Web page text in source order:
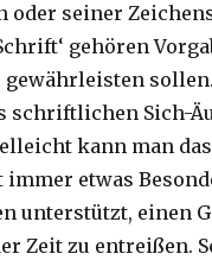
oder seiner
gehören
gewährleisten
schriftlichen Sich-
kann man
immer etwas
unterstützt, einen
Zeit zu entreißen.